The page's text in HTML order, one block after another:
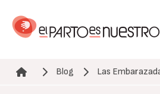
contenido
Ruta de navegación
Blog Las